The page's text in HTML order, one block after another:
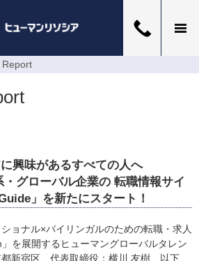
Report
興味があるすべての人へ
グローバル企業の 転職情報サイ
」を新たにスタート！
ョナル×バイリンガルのための転職・求人
を展開するヒューマングローバルタレン
新宿区、代表取締役：横川 友樹、以下